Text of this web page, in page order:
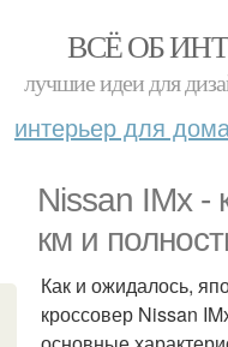
ВСЁ ОБ
лучшие идеи для
интерьер для
Nissan IMx -
км и
Как и ожидалось,
кроссовер Nissan